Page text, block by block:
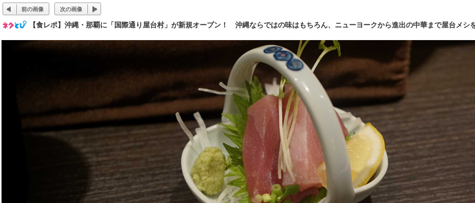
前の画像 次の画像
【食レポ】沖縄・那覇に「国際通り屋台村」が新規オープン！ 沖縄ならではの味はもちろん、ニューヨークから進出の中華まで屋台メシ